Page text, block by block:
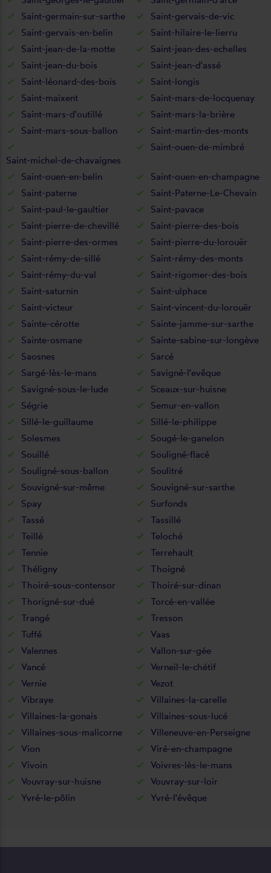
Saint-germain-sur-sarthe
Saint-gervais-de-vic
Saint-gervais-en-belin
Saint-hilaire-le-lierru
Saint-jean-de-la-motte
Saint-jean-des-echelles
Saint-jean-du-bois
Saint-jean-d'assé
Saint-léonard-des-bois
Saint-longis
Saint-maixent
Saint-mars-de-locquenay
Saint-mars-d'outillé
Saint-mars-la-brière
Saint-mars-sous-ballon
Saint-martin-des-monts
Saint-michel-de-chavaignes
Saint-ouen-de-mimbré
Saint-ouen-en-belin
Saint-ouen-en-champagne
Saint-paterne
Saint-Paterne-Le-Chevain
Saint-paul-le-gaultier
Saint-pavace
Saint-pierre-de-chevillé
Saint-pierre-des-bois
Saint-pierre-des-ormes
Saint-pierre-du-lorouër
Saint-rémy-de-sillé
Saint-rémy-des-monts
Saint-rémy-du-val
Saint-rigomer-des-bois
Saint-saturnin
Saint-ulphace
Saint-victeur
Saint-vincent-du-lorouër
Sainte-cérotte
Sainte-jamme-sur-sarthe
Sainte-osmane
Sainte-sabine-sur-longève
Saosnes
Sarcé
Sargé-lès-le-mans
Savigné-l'evêque
Savigné-sous-le-lude
Sceaux-sur-huisne
Ségrie
Semur-en-vallon
Sillé-le-guillaume
Sillé-le-philippe
Solesmes
Sougé-le-ganelon
Souillé
Souligné-flacé
Souligné-sous-ballon
Soulitré
Souvigné-sur-même
Souvigné-sur-sarthe
Spay
Surfonds
Tassé
Tassillé
Teillé
Teloché
Tennie
Terrehault
Théligny
Thoigné
Thoiré-sous-contensor
Thoiré-sur-dinan
Thorigné-sur-dué
Torcé-en-vallée
Trangé
Tresson
Tuffé
Vaas
Valennes
Vallon-sur-gée
Vancé
Verneil-le-chétif
Vernie
Vezot
Vibraye
Villaines-la-carelle
Villaines-la-gonais
Villaines-sous-lucé
Villaines-sous-malicorne
Villeneuve-en-Perseigne
Vion
Viré-en-champagne
Vivoin
Voivres-lès-le-mans
Vouvray-sur-huisne
Vouvray-sur-loir
Yvré-le-pôlin
Yvré-l'évêque